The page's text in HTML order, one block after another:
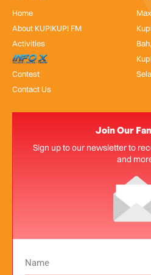
Home
About KUPIKUPI FM
Activities
InfoX
Contest
Contact Us
Join Our
Sign up to our newsletter to
and